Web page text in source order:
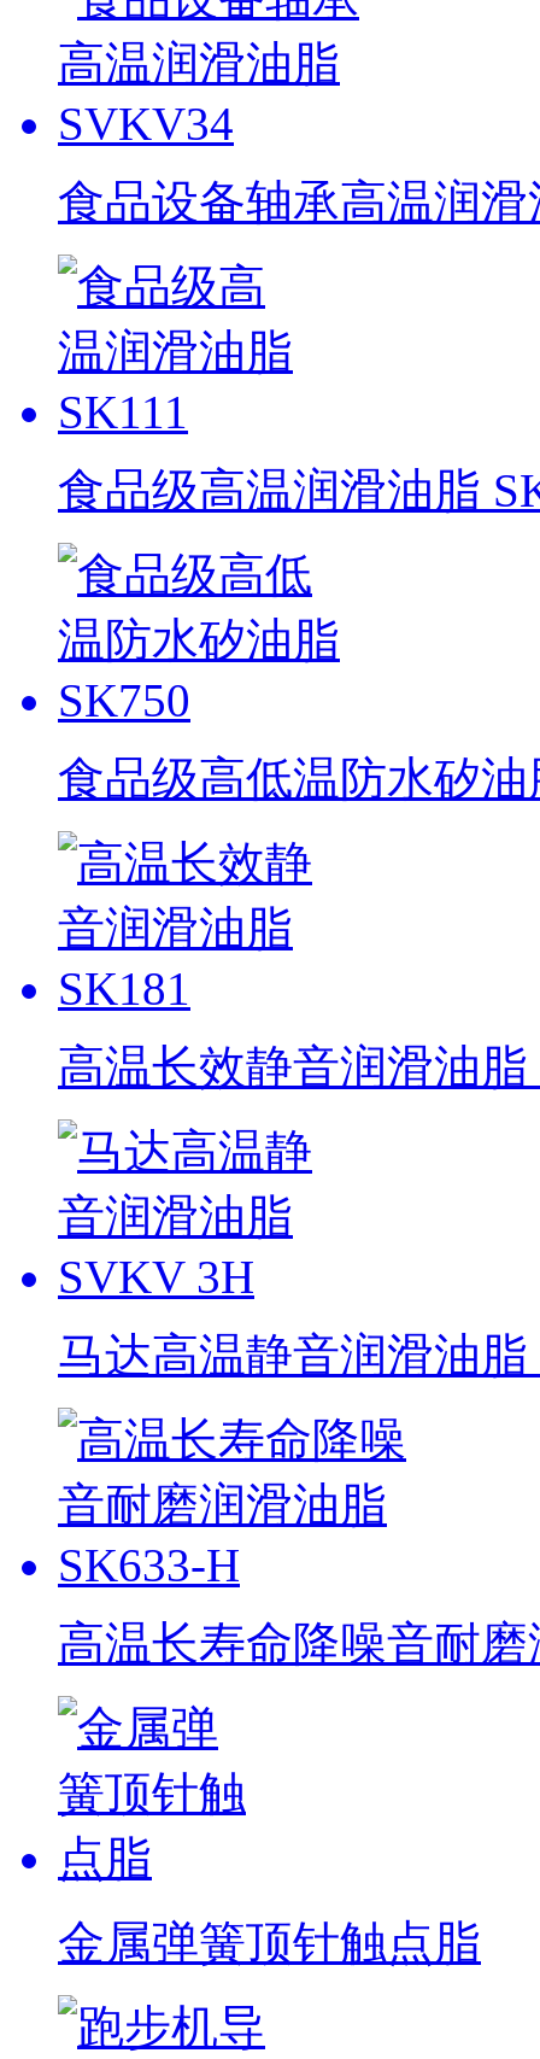
食品设备轴承高温润
食品级高温润滑油脂
食品级高低温防水矽油
高温长效静音润滑油脂
马达高温静音润滑油
高温长寿命降噪音耐
金属弹簧顶针触点脂